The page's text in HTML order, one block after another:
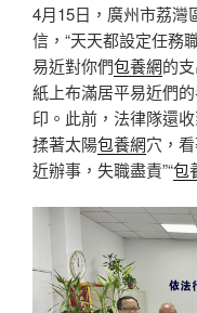
4月15日，廣州市荔灣
信，“天天都設定任務
易近對你們包養網的
紙上布滿居平易近們
印。此前，法律隊還
揉著太陽包養網穴，
近辦事，失職盡責”“包